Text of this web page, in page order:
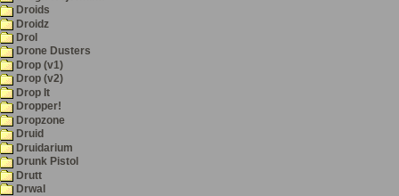
Droids
Droidz
Drol
Drone Dusters
Drop (v1)
Drop (v2)
Drop It
Dropper!
Dropzone
Druid
Druidarium
Drunk Pistol
Drutt
Drwal